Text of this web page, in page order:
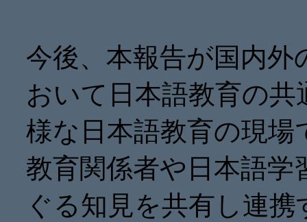
今後、本報告が国内
おいて日本語教育の
様な日本語教育の現
教育関係者や日本語
ぐる知見を共有し連